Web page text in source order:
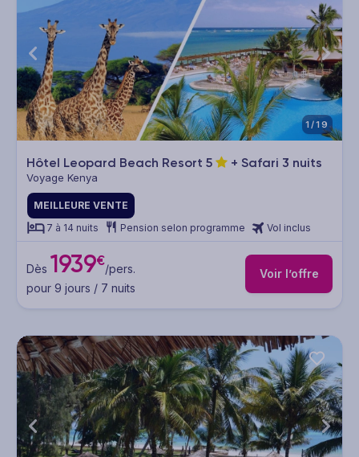
1/19
Hôtel Leopard Beach Resort 5 + Safari 3 nuits
Voyage Kenya
MEILLEURE VENTE
7 à 14 nuits
Pension selon programme Vol inclus
Dès 1939€/pers.
pour 9 jours / 7 nuits
Voir l’offre